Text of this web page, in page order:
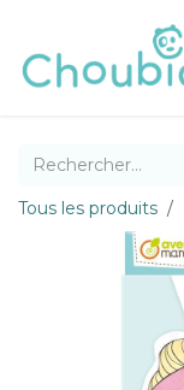
Tous les produits